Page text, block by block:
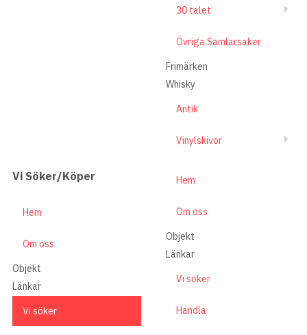
30 talet
Övriga Samlarsaker
Frimärken
Whisky
Antik
Vinylskivor
Vi Söker/Köper
Hem
Om oss
Objekt
Länkar
Vi söker
Hem
Om oss
Objekt
Länkar
Vi söker
Handla